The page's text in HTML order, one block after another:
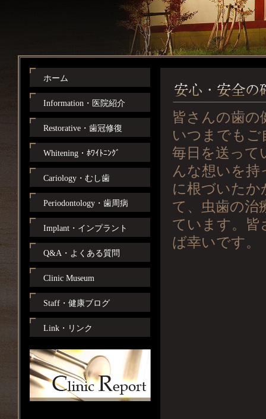
皆さんの歯の
いつまでもご
毎日を送って
んな想いを持
に根づいた
て、虫歯の治
ています。皆
ば幸いです。
ホーム
Information・医院紹介
Restorative・歯冠修復
Whitening・ﾎﾜｲﾄﾆﾝｸﾞ
Cariology・むし歯
Periodontology・歯周病
Implant・インプラント
Q&A・よくある質問
Clinic Museum
Staff・健康ブログ
Link・リンク